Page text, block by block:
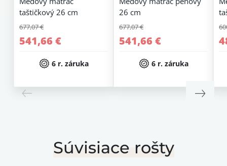
taštičkový 26 cm
677,07 €
541,66 €
6 r. záruka
26 cm
677,07 €
541,66 €
6 r. záruka
Súvisiace rošty